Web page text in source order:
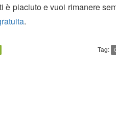
è piaciuto e vuoi rimanere
.
Tag: